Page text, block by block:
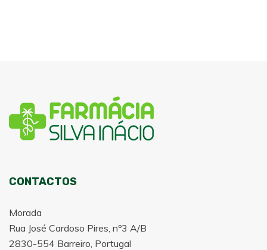
CONTACTOS
Morada
Rua José Cardoso Pires, nº3 A/B
2830-554 Barreiro, Portugal